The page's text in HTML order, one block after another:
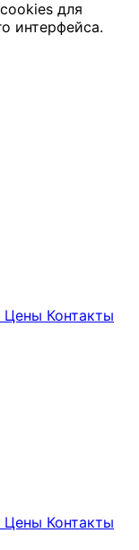
для
интерфейса.
Цены Контакты
Цены Контакты